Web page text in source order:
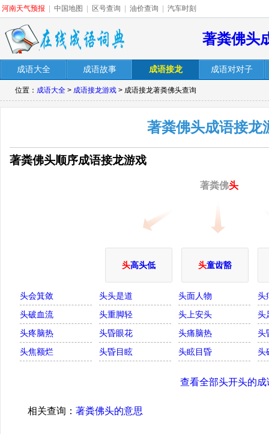
河南天气预报 中国地图 区号查询 油价查询 汽车时刻
著粪佛头
成语大全 成语故事 成语接龙 成语对对子
位置： 成语大全 > 成语接龙游戏 > 成语接龙著粪佛头查询
著粪佛头成语接龙
著粪佛头顺序成语接龙游戏
著粪佛头
头高头低 头童齿豁
头会箕敛 头头是道 头面人物
头
头破血流
头重脚轻 头上安头
头
头疼脑热
头昏眼花 头痛脑热
头
头焦额烂
头昏目眩 头眩目昏 头
查看全部头开头的成
相关查询： 著粪佛头的意思